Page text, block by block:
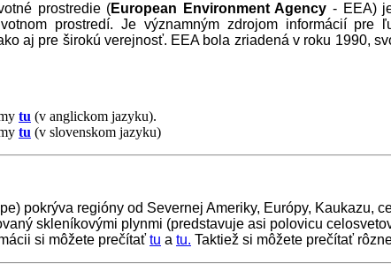
prostredie (European Environment Agency- EEA)
prostredí. Je významným zdrojom informácií pre
aj pre širokú verejnosť. EEA bola zriadená v roku 1990,
tu (v anglickom jazyku).
tu (v slovenskom jazyku)
pokrýva regióny od Severnej Ameriky, Európy, Kaukazu,
skleníkovými plynmi (predstavuje asi polovicu
si môžete prečítať tu a tu. Taktiež si môžete prečítať